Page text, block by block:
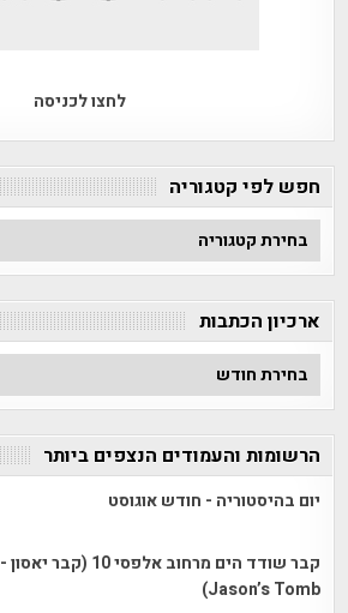
לחצו לכניסה
חפש לפי קטגוריה
חפש
לפי
קטגוריה
ארכיון הכתבות
ארכיון
הכתבות
הרשומות והעמודים הנצפים ביותר
יום בהיסטוריה - חודש אוגוסט
קבר שודד הים מרחוב אלפסי 10 (קבר יאסון -
Jason’s Tomb)